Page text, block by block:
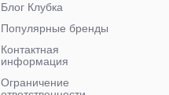
Блог Клубка
Популярные бренды
Контактная
информация
Ограничение